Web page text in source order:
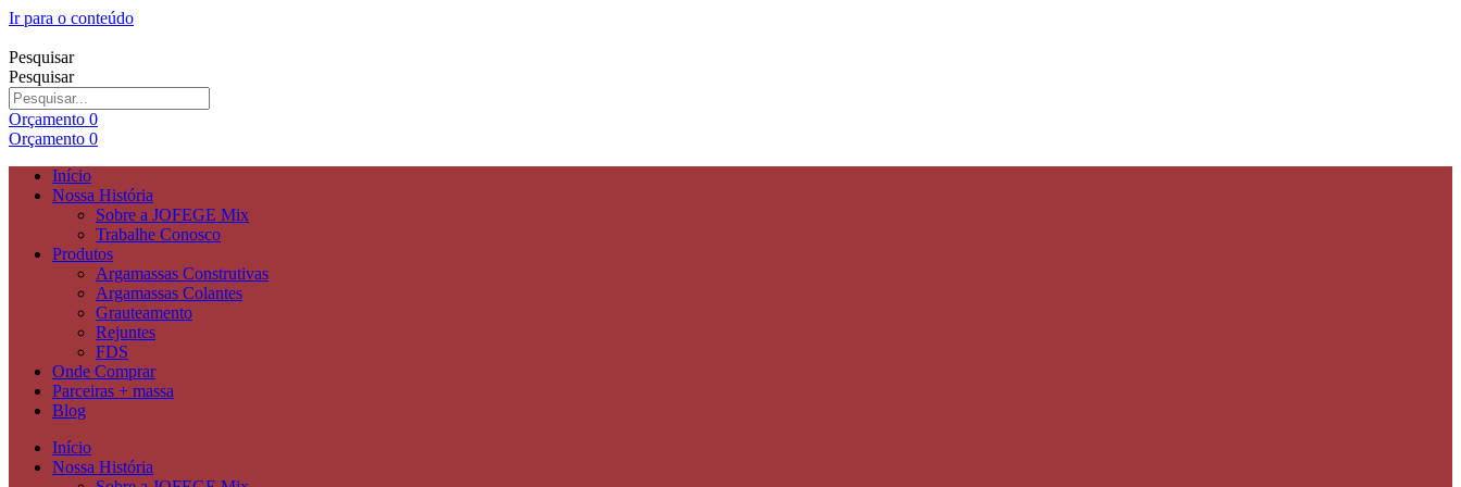
Ir para o conteúdo
Pesquisar
Pesquisar
Orçamento 0
Orçamento 0
Início
Nossa História
Sobre a JOFEGE Mix
Trabalhe Conosco
Produtos
Argamassas Construtivas
Argamassas Colantes
Grauteamento
Rejuntes
FDS
Onde Comprar
Parceiras + massa
Blog
Início
Nossa História